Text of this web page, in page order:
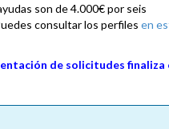
son de 4.000€ por seis
consultar los perfiles en
de solicitudes finaliza